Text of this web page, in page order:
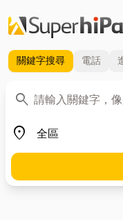
關鍵字搜尋 電話
search
關鍵字
place
地區